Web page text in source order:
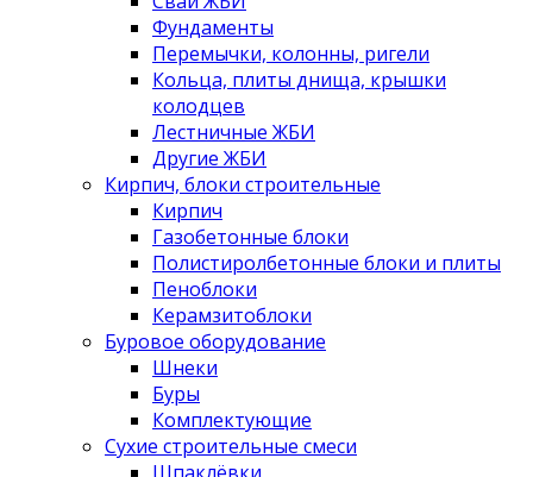
Фундаменты
Перемычки, колонны, ригели
Кольца, плиты днища, крышки
колодцев
Лестничные ЖБИ
Другие ЖБИ
Кирпич, блоки строительные
Кирпич
Газобетонные блоки
Полистиролбетонные блоки и плиты
Пеноблоки
Керамзитоблоки
Буровое оборудование
Шнеки
Буры
Комплектующие
Сухие строительные смеси